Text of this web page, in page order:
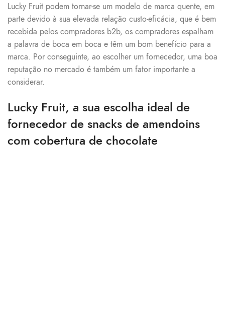
Lucky Fruit podem tornar-se um modelo de marca quente, em
parte devido à sua elevada relação custo-eficácia, que é bem
recebida pelos compradores b2b, os compradores espalham
a palavra de boca em boca e têm um bom benefício para a
marca. Por conseguinte, ao escolher um fornecedor, uma boa
reputação no mercado é também um fator importante a
considerar.
Lucky Fruit, a sua escolha ideal de
fornecedor de snacks de amendoins
com cobertura de chocolate